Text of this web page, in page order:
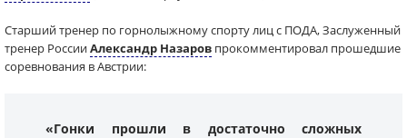
Старший тренер по горнолыжному спорту лиц с ПОДА, Заслуженный
тренер РоссииАлександр Назаров прокомментировал прошедшие
соревнования в Австрии:
«Гонки прошли в достаточно сложных